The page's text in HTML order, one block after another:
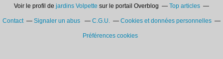
Voir le profil de jardins Volpette sur le portail Overblog Top articles
Contact Signaler un abus C.G.U. Cookies et données personnelles
Préférences cookies